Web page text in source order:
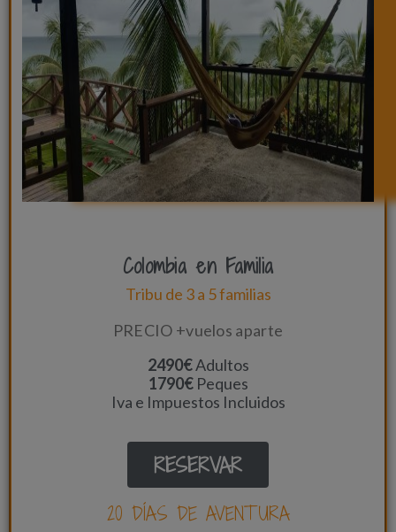
Colombia en Familia
Tribu de 3 a 5 familias
PRECIO +vuelos aparte
2490€Adultos
1790€ Peques
Iva e Impuestos Incluidos
RESERVAR
20 DÍAS DE AVENTURA